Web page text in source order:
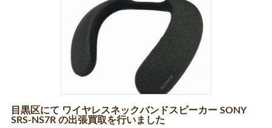
目黒区にて ワイヤレスネックバンドスピーカー SONY
SRS-NS7R の出張買取を行いました